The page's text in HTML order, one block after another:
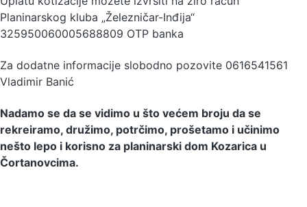
Planinarskog kluba „Železničar-Inđija“
325950060005688809 OTP banka
Za dodatne informacije slobodno pozovite 0616541561
Vladimir Banić
Nadamo se da se vidimo u što većem broju da se
rekreiramo, družimo, potrčimo, prošetamo i učinimo
nešto lepo i korisno za planinarski dom Kozarica u
Čortanovcima.